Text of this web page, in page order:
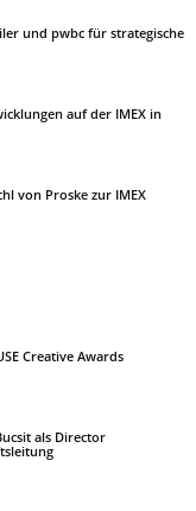
und pwbc für strategische
auf der IMEX in
von Proske zur IMEX
Creative Awards
als Director